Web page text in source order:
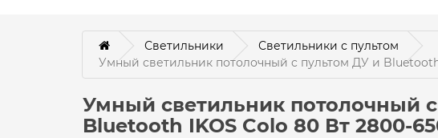
Светильники
Светильники с пультом
Умный светильник потолочный c пультом ДУ и
Умный светильник потолочный
Bluetooth IKOS Colo 80 Вт 2800-